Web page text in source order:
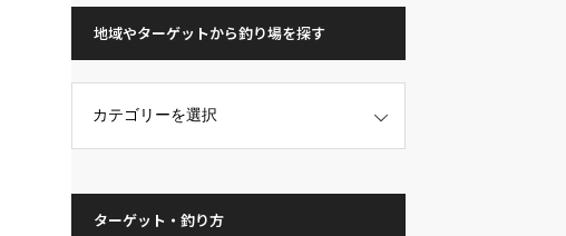
地域やターゲットから釣り場を探す
ターゲット・釣り方